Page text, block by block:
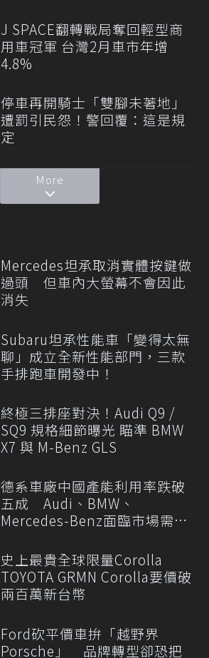
J SPACE翻轉戰局奪回輕型商
用車冠軍 台灣2月車市年增
4.8%
停車再開騎士「雙腳未著地」
遭罰引民怨！警回覆：這是規
定
More
Mercedes坦承取消實體按鍵做
過頭 但車內大螢幕不會因此
消失
Subaru坦承性能車「變得太無
聊」成立全新性能部門，三款
手排跑車開發中！
終極三排座對決！Audi Q9 /
SQ9 規格細節曝光 瞄準 BMW
X7 與 M-Benz GLS
德系車廠中國產能利用率跌破
五成 Audi、BMW、
Mercedes-Benz面臨市場需求
史上最貴全球限量Corolla
TOYOTA GRMN Corolla要價破
兩百萬新台幣
Ford砍平價車拚「越野界
Porsche」 品牌轉型卻恐把